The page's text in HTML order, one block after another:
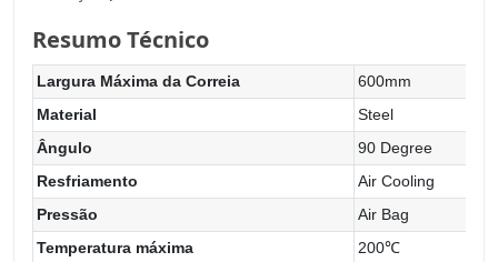
Resumo Técnico
Largura Máxima da Correia
600mm
Material
Steel
Ângulo
90 Degree
Resfriamento
Air Cooling
Pressão
Air Bag
Temperatura máxima
200℃